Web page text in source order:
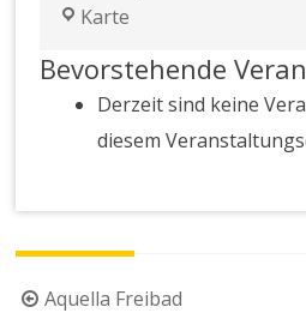
Karte
Bevorstehende
Derzeit sind keine
diesem
Beitragsnavigation
Aquella Freibad